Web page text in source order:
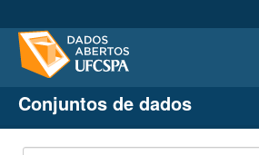
Conjuntos de dados
Organizações
Conjuntos de dados